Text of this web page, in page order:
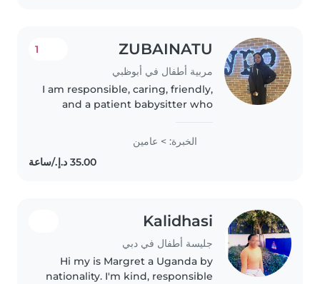
ZUBAINATU
مربية أطفال في أبوظبي
1
I am responsible, caring, friendly,
and a patient babysitter who
helping them with meals,
playtime, homework and daily
routines. I always prioritize
الخبرة: > عامين
Kalidhasi
جليسة أطفال في دبي
Hi my is Margret a Uganda by
nationality. I'm kind, responsible